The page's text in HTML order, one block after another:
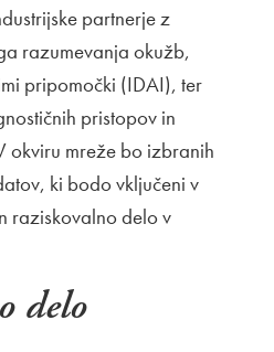
partnerje z
razumevanja okužb,
pripomočki (IDAI), ter
pristopov in
okviru mreže bo izbranih
ki bodo vključeni v
raziskovalno delo v
delo